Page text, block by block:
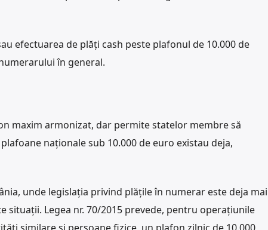
efectuarea de plăți cash peste plafonul de 10.000 de
în general.
maxim armonizat, dar permite statelor membre să
naționale sub 10.000 de euro existau deja,
unde legislația privind plățile în numerar este deja mai
Legea nr. 70/2015 prevede, pentru operațiunile